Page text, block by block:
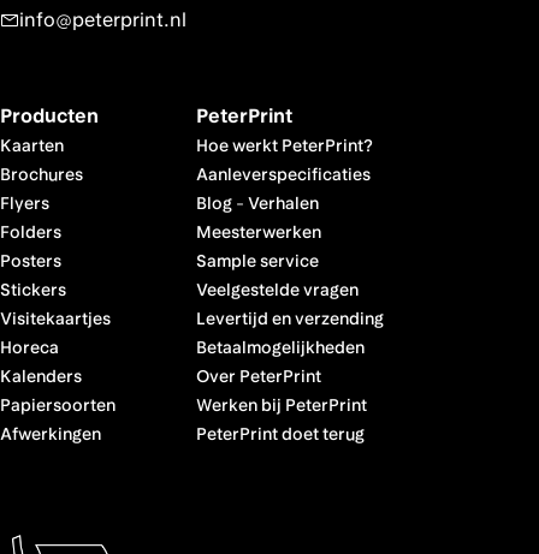
info@peterprint.nl
Producten
Kaarten
Brochures
Flyers
Folders
Posters
Stickers
Visitekaartjes
Horeca
Kalenders
Papiersoorten
Afwerkingen
PeterPrint
Hoe werkt PeterPrint?
Aanleverspecificaties
Blog- Verhalen
Meesterwerken
Sample service
Veelgestelde vragen
Levertijd en verzending
Betaalmogelijkheden
Over PeterPrint
Werken bij PeterPrint
PeterPrint doet terug